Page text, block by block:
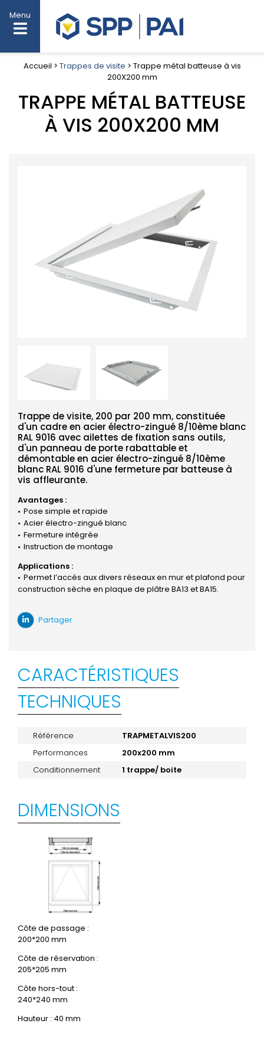
Menu
Accueil > Trappes de visite > Trappe métal batteuse à vis
200X200 mm
TRAPPE MÉTAL BATTEUSE
À VIS 200X200 MM
Trappe de visite, 200 par 200 mm, constituée
d'un cadre en acier électro-zingué 8/10ème blanc
RAL 9016 avec ailettes de fixation sans outils,
d'un panneau de porte rabattable et
démontable en acier électro-zingué 8/10ème
blanc RAL 9016 d'une fermeture par batteuse à
vis affleurante.
Avantages :
Pose simple et rapide
Acier électro-zingué blanc
Fermeture intégrée
Instruction de montage
Applications :
Permet l’accès aux divers réseaux en mur et plafond pour
construction sèche en plaque de plâtre BA13 et BA15.
Partager
CARACTÉRISTIQUES
TECHNIQUES
Référence
TRAPMETALVIS200
Performances
200x200 mm
Conditionnement
1 trappe/ boite
DIMENSIONS
Côte de passage :
200*200 mm
Côte de réservation :
205*205 mm
Côte hors-tout :
240*240 mm
Hauteur : 40 mm